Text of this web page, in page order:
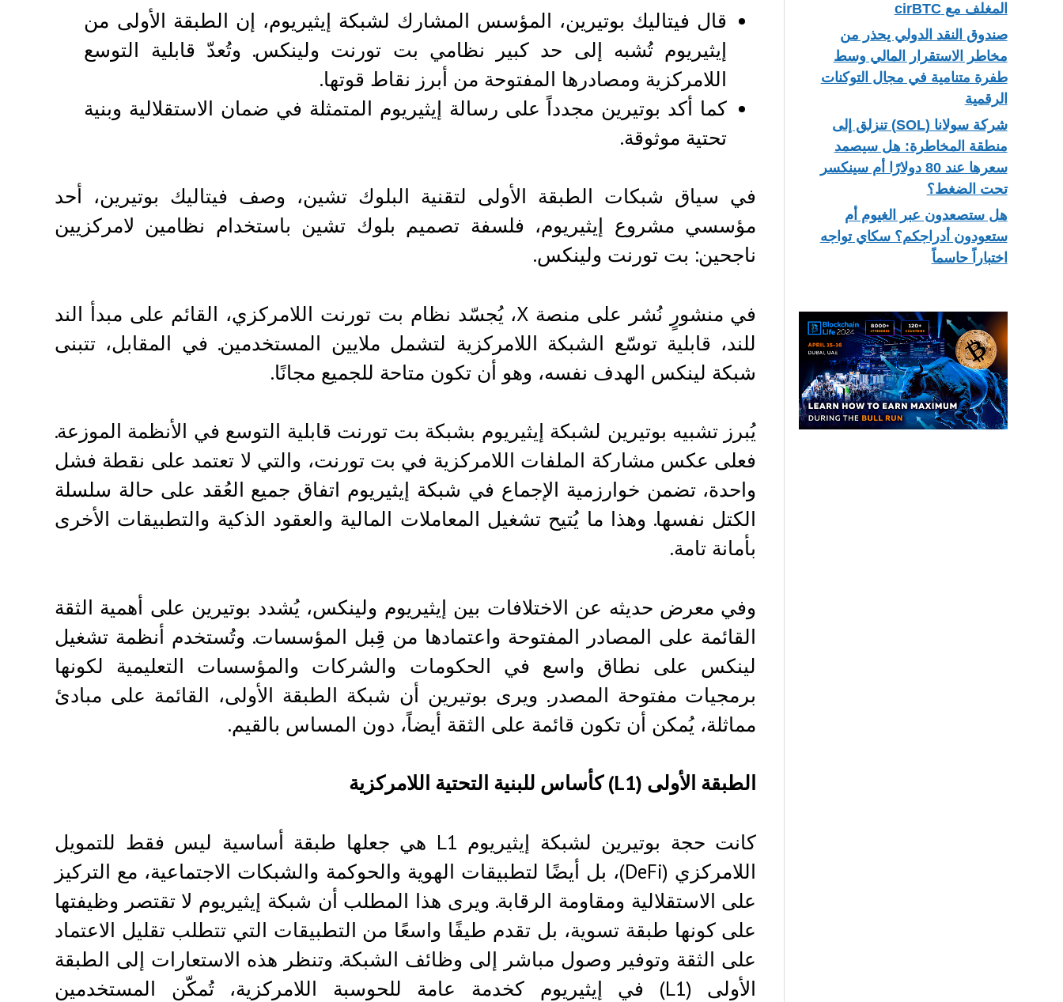
المغلف مع cirBTC
صندوق النقد الدولي يحذر من
مخاطر الاستقرار المالي وسط
طفرة متنامية في مجال التوكنات
الرقمية
شركة سولانا (SOL) تنزلق إلى
منطقة المخاطرة: هل سيصمد
سعرها عند 80 دولارًا أم سينكسر
تحت الضغط؟
هل ستصعدون عبر الغيوم أم
ستعودون أدراجكم؟ سكاي تواجه
اختباراً حاسماً
قال فيتاليك بوتيرين، المؤسس المشارك لشبكة إيثيريوم، إن الطبقة الأولى من
إيثيريوم تُشبه إلى حد كبير نظامي بت تورنت ولينكس. وتُعدّ قابلية التوسع
اللامركزية ومصادرها المفتوحة من أبرز نقاط قوتها.
كما أكد بوتيرين مجدداً على رسالة إيثيريوم المتمثلة في ضمان الاستقلالية وبنية
تحتية موثوقة.
في سياق شبكات الطبقة الأولى لتقنية البلوك تشين، وصف فيتاليك بوتيرين، أحد
مؤسسي مشروع إيثيريوم، فلسفة تصميم بلوك تشين باستخدام نظامين لامركزيين
ناجحين: بت تورنت ولينكس.
في منشورٍ نُشر على منصة X، يُجسّد نظام بت تورنت اللامركزي، القائم على مبدأ الند
للند، قابلية توسّع الشبكة اللامركزية لتشمل ملايين المستخدمين. في المقابل، تتبنى
شبكة لينكس الهدف نفسه، وهو أن تكون متاحة للجميع مجانًا.
يُبرز تشبيه بوتيرين لشبكة إيثيريوم بشبكة بت تورنت قابلية التوسع في الأنظمة الموزعة.
فعلى عكس مشاركة الملفات اللامركزية في بت تورنت، والتي لا تعتمد على نقطة فشل
واحدة، تضمن خوارزمية الإجماع في شبكة إيثيريوم اتفاق جميع العُقد على حالة سلسلة
الكتل نفسها. وهذا ما يُتيح تشغيل المعاملات المالية والعقود الذكية والتطبيقات الأخرى
بأمانة تامة.
وفي معرض حديثه عن الاختلافات بين إيثيريوم ولينكس، يُشدد بوتيرين على أهمية الثقة
القائمة على المصادر المفتوحة واعتمادها من قِبل المؤسسات. وتُستخدم أنظمة تشغيل
لينكس على نطاق واسع في الحكومات والشركات والمؤسسات التعليمية لكونها
برمجيات مفتوحة المصدر. ويرى بوتيرين أن شبكة الطبقة الأولى، القائمة على مبادئ
مماثلة، يُمكن أن تكون قائمة على الثقة أيضاً، دون المساس بالقيم.
الطبقة الأولى (L1) كأساس للبنية التحتية اللامركزية
كانت حجة بوتيرين لشبكة إيثيريوم L1 هي جعلها طبقة أساسية ليس فقط للتمويل
اللامركزي (DeFi)، بل أيضًا لتطبيقات الهوية والحوكمة والشبكات الاجتماعية، مع التركيز
على الاستقلالية ومقاومة الرقابة. ويرى هذا المطلب أن شبكة إيثيريوم لا تقتصر وظيفتها
على كونها طبقة تسوية، بل تقدم طيفًا واسعًا من التطبيقات التي تتطلب تقليل الاعتماد
على الثقة وتوفير وصول مباشر إلى وظائف الشبكة. وتنظر هذه الاستعارات إلى الطبقة
الأولى (L1) في إيثيريوم كخدمة عامة للحوسبة اللامركزية، تُمكّن المستخدمين